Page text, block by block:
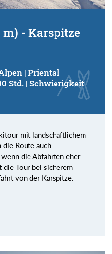
m) - Karspitze
| Priental
Std. | Schwierigkeit
mit landschaftlichem
die Route auch
die Abfahrten eher
die Tour bei sicherem
von der Karspitze.